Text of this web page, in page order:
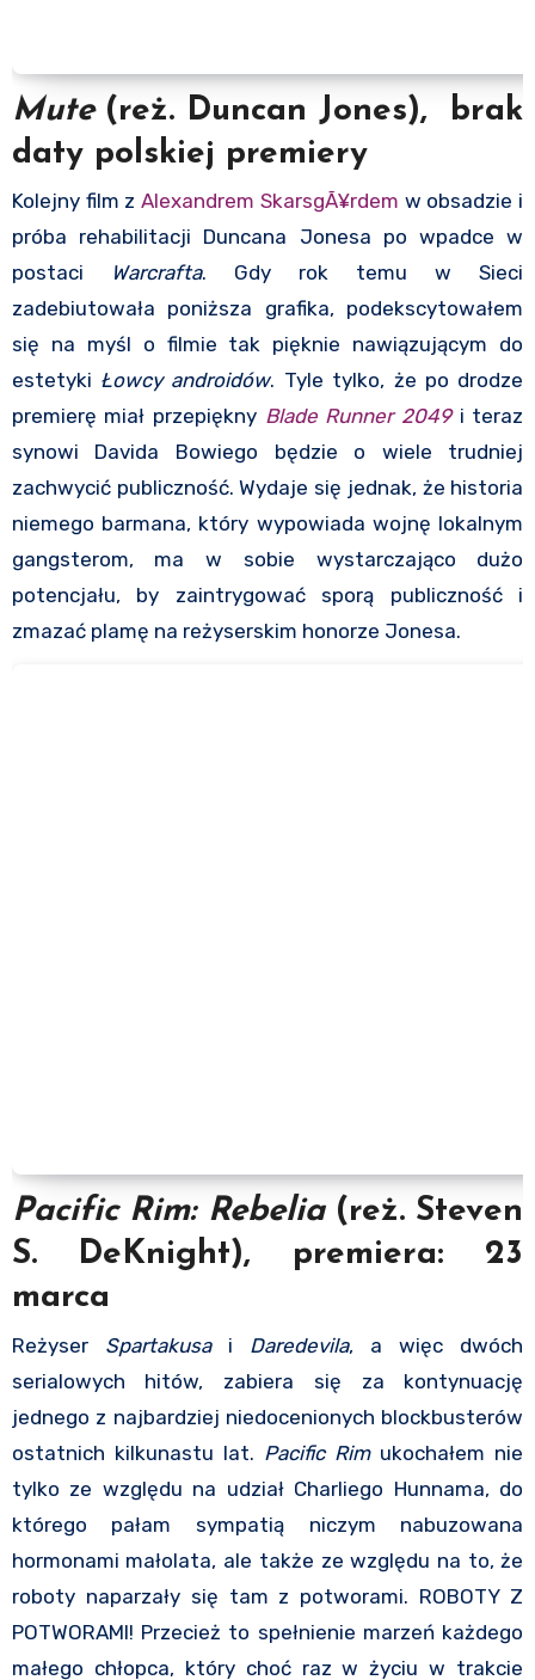
Mute(reż. Duncan Jones), brak
daty polskiej premiery
Kolejny film zAlexandrem SkarsgÃ¥rdem w obsadzie i
próba rehabilitacji Duncana Jonesa po wpadce w
postaci
Warcrafta. Gdy rok temu w Sieci
zadebiutowała poniższa grafika, podekscytowałem
się na myśl o filmie tak pięknie nawiązującym do
estetyki Łowcy androidów. Tyle tylko, że po drodze
premierę miał przepiękny Blade Runner 2049i teraz
synowi Davida Bowiego będzie o wiele trudniej
zachwycić publiczność. Wydaje się jednak, że historia
niemego barmana, który wypowiada wojnę lokalnym
gangsterom, ma w sobie wystarczająco dużo
potencjału, by zaintrygować sporą publiczność i
zmazać plamę na reżyserskim honorze Jonesa.
Pacific Rim: Rebelia(reż. Steven
S. DeKnight), premiera: 23
marca
Reżyser Spartakusa i Daredevila, a więc dwóch
serialowych hitów, zabiera się za kontynuację
jednego z najbardziej niedocenionych blockbusterów
ostatnich kilkunastu lat. Pacific Rim ukochałem nie
tylko ze względu na udział Charliego Hunnama, do
którego pałam sympatią niczym nabuzowana
hormonami małolata, ale także ze względu na to, że
roboty naparzały się tam z potworami. ROBOTY Z
POTWORAMI! Przecież to spełnienie marzeń każdego
małego chłopca, który choć raz w życiu w trakcie